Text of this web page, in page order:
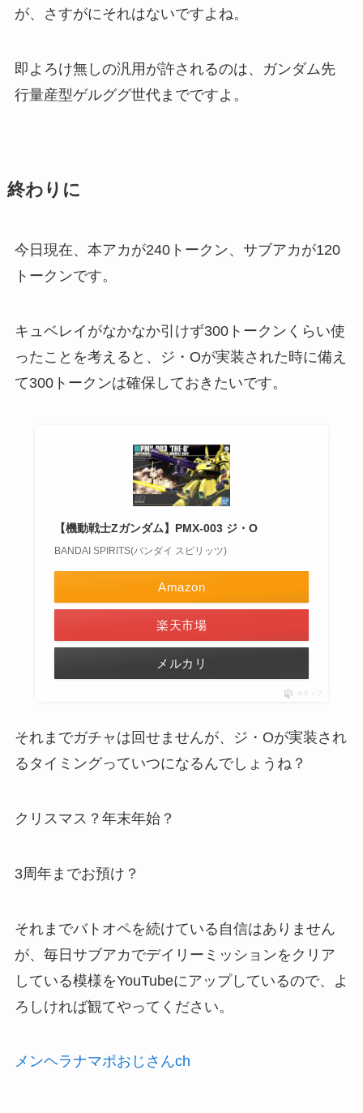
が、さすがにそれはないですよね。
即よろけ無しの汎用が許されるのは、ガンダム先
行量産型ゲルググ世代までですよ。
終わりに
今日現在、本アカが240トークン、サブアカが120
トークンです。
キュベレイがなかなか引けず300トークンくらい使
ったことを考えると、ジ・Oが実装された時に備え
て300トークンは確保しておきたいです。
【機動戦士Zガンダム】PMX-003 ジ・O
BANDAI SPIRITS(バンダイ スピリッツ)
Amazon
楽天市場
メルカリ
ポチップ
それまでガチャは回せませんが、ジ・Oが実装され
るタイミングっていつになるんでしょうね？
クリスマス？年末年始？
3周年までお預け？
それまでバトオペを続けている自信はありません
が、毎日サブアカでデイリーミッションをクリア
している模様をYouTubeにアップしているので、よ
ろしければ観てやってください。
メンヘラナマポおじさんch